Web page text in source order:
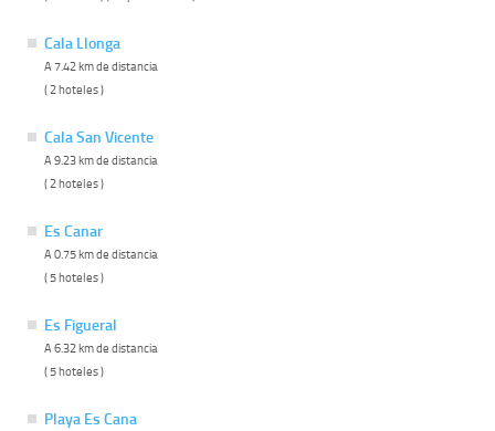
Cala Llonga
A 7.42 km de distancia
( 2 hoteles )
Cala San Vicente
A 9.23 km de distancia
( 2 hoteles )
Es Canar
A 0.75 km de distancia
( 5 hoteles )
Es Figueral
A 6.32 km de distancia
( 5 hoteles )
Playa Es Cana